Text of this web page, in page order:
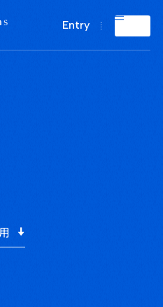
New Graduate
Entry